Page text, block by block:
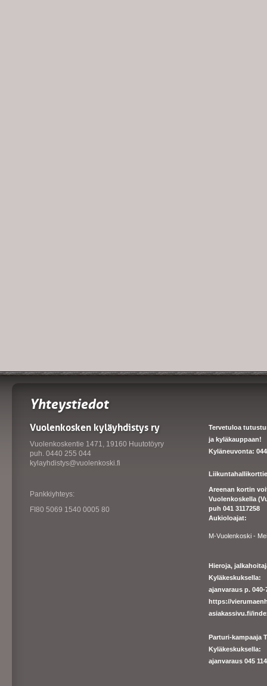
Yhteystiedot
Vuolenkosken kyläyhdistys ry
Vuolenkoskentie 1471, 19160 Huutotöyry
puh. 0440 255 044
kylayhdistys@vuolenkoski.fi
Pankkiyhteys:
FI80 5069 1540 0005 80
Tervetuloa
ja kyläkauppaan!
Kyläneuvonta: 044
Areenan kortin
Vuolenkoskella
puh 041 3117258
Aukioloajat:
M-Vuolenkoski -
Hieroja,
Kyläkeskuksella:
ajanvaraus p.
https://
asiakassivu.fi/
Parturi-kampaaja
Kyläkeskuksella:
ajanvaraus 045